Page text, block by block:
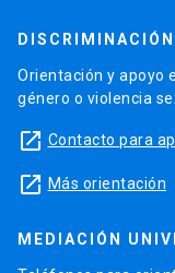
Orientación y apoyo
género o violencia
launch Contacto para
launch Más orientación
MEDIACIÓN